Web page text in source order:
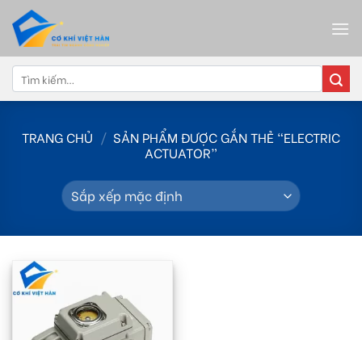
content
Tìm
kiếm:
TRANG CHỦ / SẢN PHẨM ĐƯỢC GẮN THẺ “ELECTRIC
ACTUATOR”